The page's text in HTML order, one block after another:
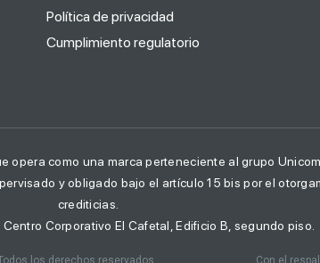
Política de privacidad
Cumplimiento regulatorio
opera como una marca perteneciente al grupo
y obligado bajo el artículo 15 bis por el
crediticias.
Corporativo El Cafetal, Edificio B, segundo piso.
los derechos reservados Con el